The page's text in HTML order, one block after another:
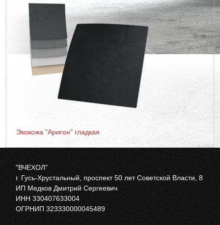
Экокожа "Аригон" гладкая
"ВЧЕХОЛ"
г. Гусь-Хрустальный, проспект 50 лет Советской Власти, 8
ИП Медков Дмитрий Сергеевич
ИНН 330407633004
ОГРНИП 323330000045489